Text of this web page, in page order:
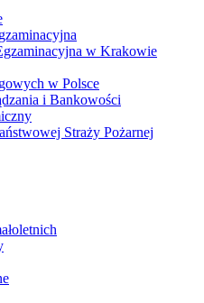
w Krakowie
w Polsce
i Bankowości
Straży Pożarnej